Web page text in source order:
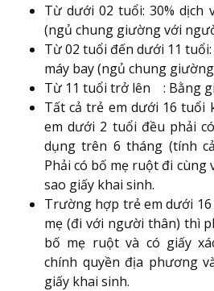
Từ dưới 02 tuổi: 30% dịch
(ngủ chung giường với
Từ 02 tuổi đến dưới 11 tuổi:
máy bay (ngủ chung
Từ 11 tuổi trở lên : Bằng
Tất cả trẻ em dưới 16 tuổi
em dưới 2 tuổi đều phải
dụng trên 6 tháng (tính
Phải có bố mẹ ruột đi cùng
sao giấy khai sinh.
Trường hợp trẻ em dưới
mẹ (đi với người thân) thì
bố mẹ ruột và có giấy
chính quyền địa phương
giấy khai sinh.